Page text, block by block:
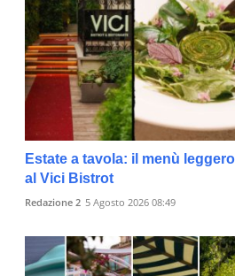
Estate a tavola: il menù
al Vici Bistrot
Redazione 2 5 Agosto 2026 08:49